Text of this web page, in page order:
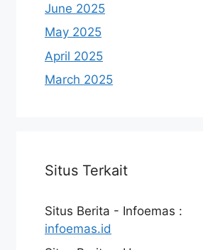
June 2025
May 2025
April 2025
March 2025
Situs Terkait
Situs Berita - Infoemas :
infoemas.id